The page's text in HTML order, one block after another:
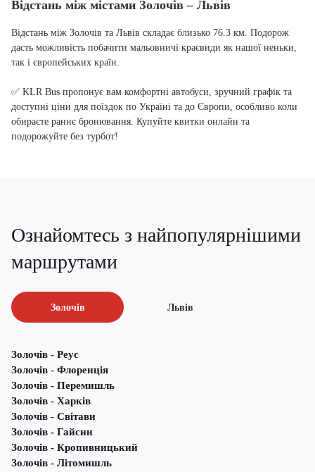
Відстань між містами Золочів – Львів
Відстань між Золочів та Львів складає близько 76.3 км. Подорож
дасть можливість побачити мальовничі краєвиди як нашої неньки,
так і європейських країн.
✅ KLR Bus пропонує вам комфортні автобуси, зручний графік та
доступні ціни для поїздок по Україні та до Європи, особливо коли
обираєте раннє бронювання. Купуйте квитки онлайн та
подорожуйте без турбот!
Ознайомтесь з найпопулярнішими
маршрутами
Золочів Львів
Золочів - Реус
Золочів - Флоренція
Золочів - Перемишль
Золочів - Харків
Золочів - Світави
Золочів - Гайсин
Золочів - Кропивницький
Золочів - Літомишль